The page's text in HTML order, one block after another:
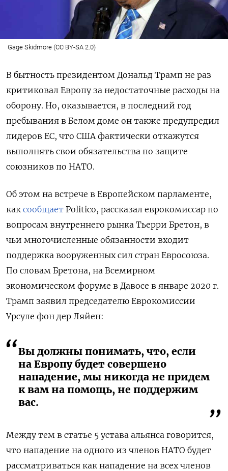
Gage Skidmore (CC BY-SA 2.0)
В бытность президентом Дональд Трамп не раз
критиковал Европу за недостаточные расходы на
оборону. Но, оказывается, в последний год
пребывания в Белом доме он также предупредил
лидеров ЕС, что США фактически откажутся
выполнять свои обязательства по защите
союзников по НАТО.
Об этом на встрече в Европейском парламенте,
как сообщает Politico, рассказал еврокомиссар по
вопросам внутреннего рынка Тьерри Бретон, в
чьи многочисленные обязанности входит
поддержка вооруженных сил стран Евросоюза.
По словам Бретона, на Всемирном
экономическом форуме в Давосе в январе 2020 г.
Трамп заявил председателю Еврокомиссии
Урсуле фон дер Ляйен:
Вы должны понимать, что, если
на Европу будет совершено
нападение, мы никогда не придем
к вам на помощь, не поддержим
вас.
Между тем в статье 5 устава альянса говорится,
что нападение на одного из членов НАТО будет
рассматриваться как нападение на всех членов